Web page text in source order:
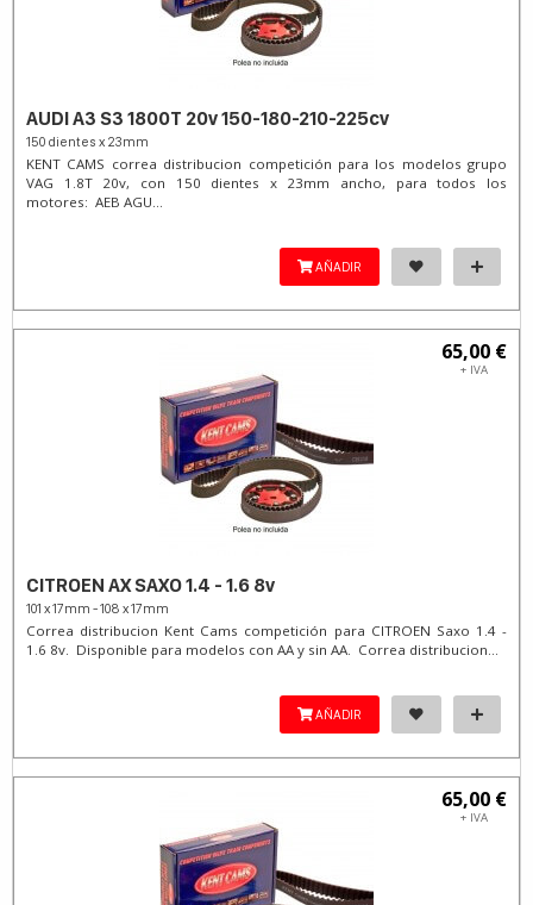
AUDI A3 S3 1800T 20v 150-180-210-225cv
150 dientes x 23mm
KENT CAMS correa distribucion competición para los modelos grupo
VAG 1.8T 20v, con 150 dientes x 23mm ancho, para todos los
motores: AEB AGU...
AÑADIR
65,00 €
+ IVA
CITROEN AX SAXO 1.4 - 1.6 8v
101 x 17mm - 108 x 17mm
Correa distribucion Kent Cams competición para CITROEN Saxo 1.4 -
1.6 8v. Disponible para modelos con AA y sin AA. Correa distribucion...
AÑADIR
65,00 €
+ IVA